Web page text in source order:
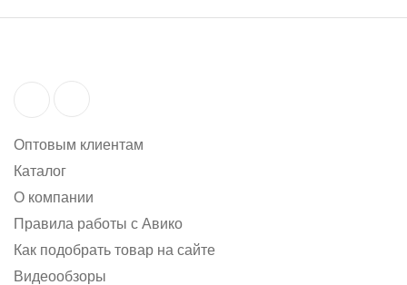
Оптовым клиентам
Каталог
О компании
Правила работы с Авико
Как подобрать товар на сайте
Видеообзоры